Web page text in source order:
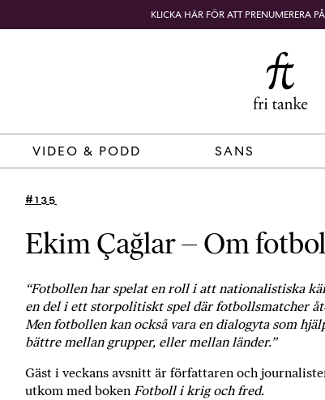
Fri
o
k
h
a
n
e
n
e
t
ö
VIDEO & PODD SANS
KLICKA HÄR FÖR ATT PRENUMERERA
#135
Ekim Çağlar – Om
“Fotbollen har spelat en roll i att nationalistiska
en del i ett storpolitiskt spel där fotbollsmatcher
Men fotbollen kan också vara en dialogyta som
bättre mellan grupper, eller mellan länder.”
Gäst i veckans avsnitt är författaren och
utkom med boken Fotboll i krig och fred.